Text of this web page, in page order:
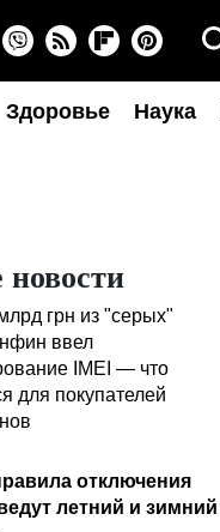
Здоровье Наука
грн из "серых"
ввел
IMEI — что
для покупателей
отключения
летний и зимний